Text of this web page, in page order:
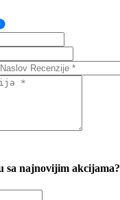
sa najnovijim akcijama?